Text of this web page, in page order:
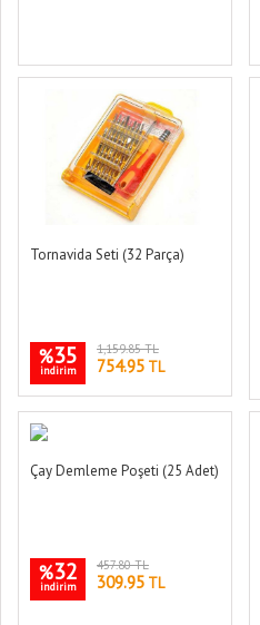
Tornavida Seti (32 Parça)
%35
indirim
1,159.85 TL
754.95 TL
Çay Demleme Poşeti (25 Adet)
%32
indirim
457.80 TL
309.95 TL